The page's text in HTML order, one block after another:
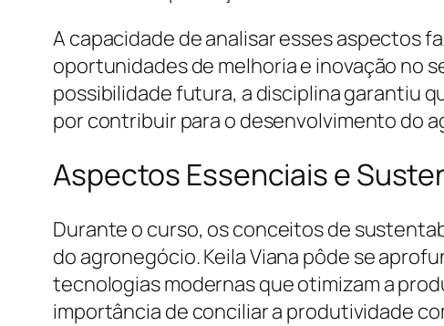
A capacidade de analisar esses aspectos
oportunidades de melhoria e inovação no
possibilidade futura, a disciplina garantiu
por contribuir para o desenvolvimento do
Aspectos Essenciais e
Durante o curso, os conceitos de
do agronegócio. Keila Viana pôde se
tecnologias modernas que otimizam a
importância de conciliar a produtividade